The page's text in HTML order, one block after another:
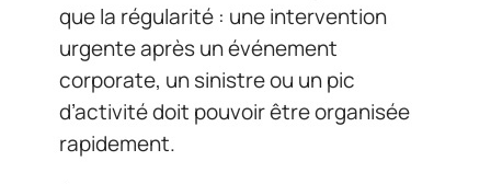
que la régularité : une intervention
urgente après un événement
corporate, un sinistre ou un pic
d’activité doit pouvoir être organisée
rapidement.